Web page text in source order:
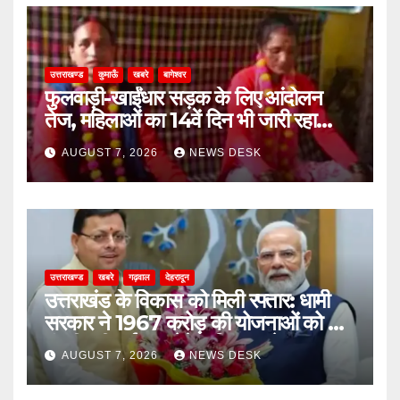
उत्तराखण्ड कुमाऊँ खबरे बागेश्वर
फुलवाड़ी-खाईंधार सड़क के लिए आंदोलन
तेज, महिलाओं का 14वें दिन भी जारी रहा
अनशन
AUGUST 7, 2026 NEWS DESK
उत्तराखण्ड खबरे गढ़वाल देहरादून
उत्तराखंड के विकास को मिली रफ्तार: धामी
सरकार ने 1967 करोड़ की योजनाओं को दी
मंजूरी, जीआईएस ड्रेनेज सिस्टम से जलभराव
और बाढ़ पर लगेगी लगाम
AUGUST 7, 2026 NEWS DESK